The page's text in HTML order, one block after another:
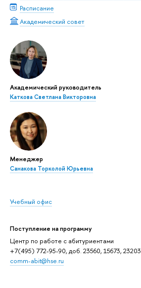
Расписание
Академический совет
Академический руководитель
Каткова Светлана Викторовна
Менеджер
Санакова Торколой Юрьевна
Учебный офис
Поступление на программу
Центр по работе с абитуриентами
+7(495) 772-95-90, доб. 23560, 15673, 23203
comm-abit@hse.ru